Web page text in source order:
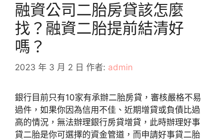
融資公司二胎房貸該怎麼
找？融資二胎提前結清好
嗎？
2023 年 3 月 2 日 作者: admin
銀行目前只有10家有承辦二胎房貸，審核嚴格不易
過件，如果你因為信用不佳、近期增貸或負債比過
高的情況，無法辦理銀行房貸增貸，此時辦理好事
貸二胎是你可選擇的資金管道，而申請好事貸二胎